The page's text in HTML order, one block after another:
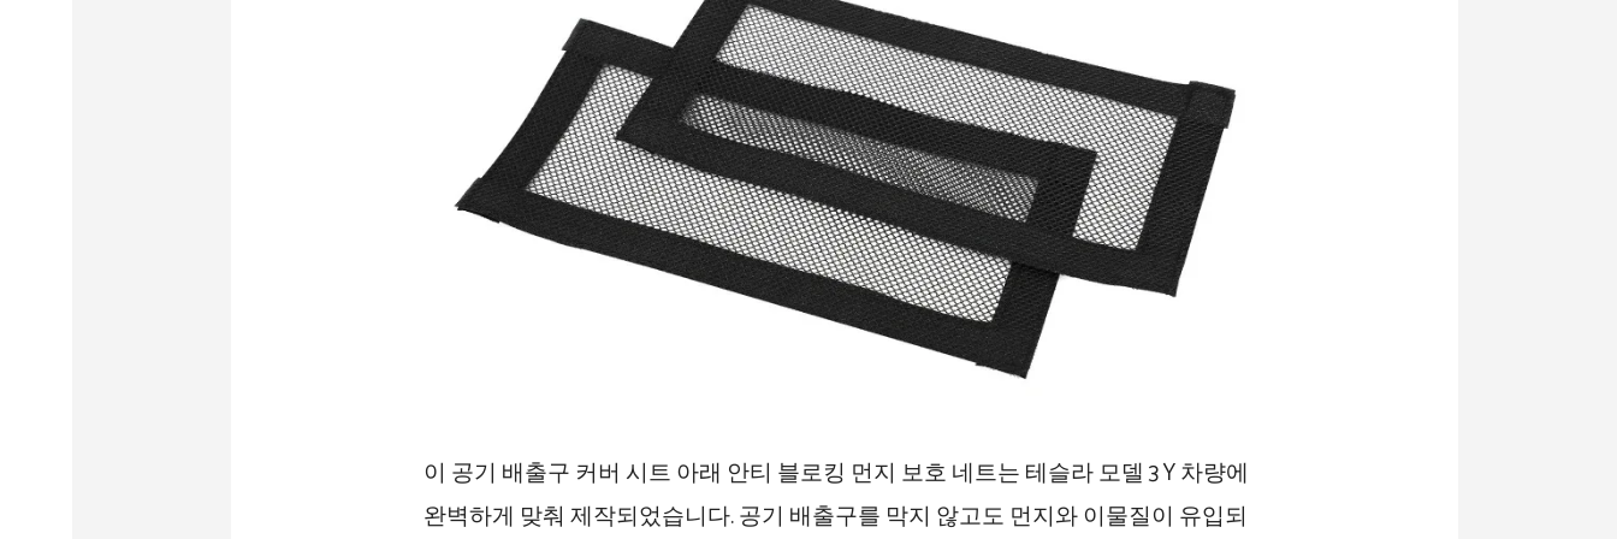
이 공기 배출구 커버 시트 아래 안티 블로킹 먼지 보호 네트는 테슬라 모델 3 Y 차량에
완벽하게 맞춰 제작되었습니다. 공기 배출구를 막지 않고도 먼지와 이물질이 유입되